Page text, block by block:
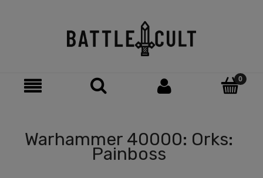
Warhammer 40000: Orks:
Painboss